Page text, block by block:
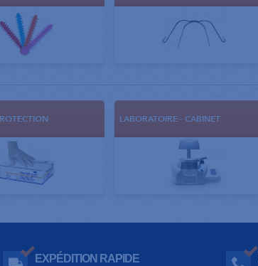
LABORATOIRE - CABINET
EXPÉDITION RAPIDE